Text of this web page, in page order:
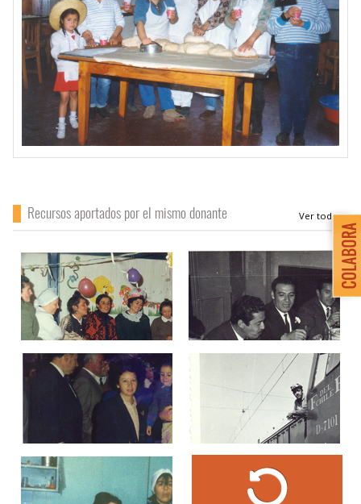
Recursos aportados por el mismo donante